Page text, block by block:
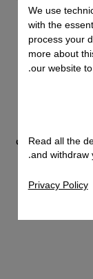
قادرة على
في
صالحي.
We use
with the
process your
more about
our website
Read all the
and withdraw
Privacy Policy